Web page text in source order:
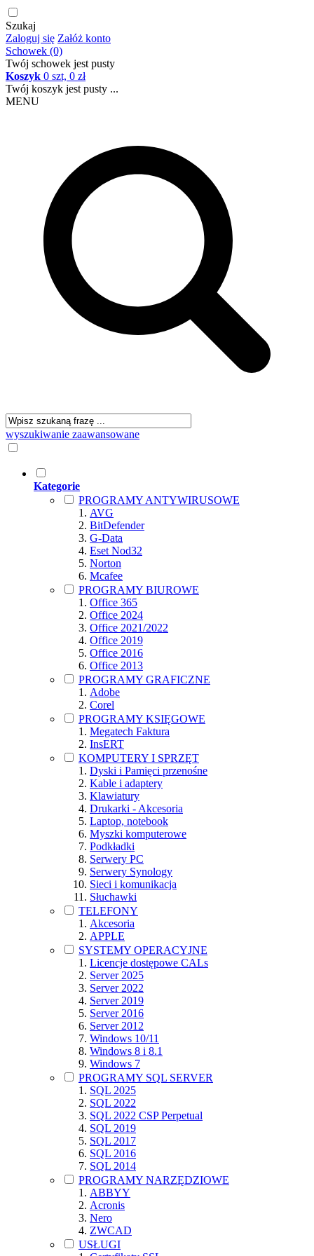
Szukaj
Zaloguj się Załóż konto
Schowek (0)
Twój schowek jest pusty
Koszyk 0 szt, 0 zł
Twój koszyk jest pusty ...
MENU
wyszukiwanie zaawansowane
Kategorie
PROGRAMY ANTYWIRUSOWE
AVG
BitDefender
G-Data
Eset Nod32
Norton
Mcafee
PROGRAMY BIUROWE
Office 365
Office 2024
Office 2021/2022
Office 2019
Office 2016
Office 2013
PROGRAMY GRAFICZNE
Adobe
Corel
PROGRAMY KSIĘGOWE
Megatech Faktura
InsERT
KOMPUTERY I SPRZĘT
Dyski i Pamięci przenośne
Kable i adaptery
Klawiatury
Drukarki - Akcesoria
Laptop, notebook
Myszki komputerowe
Podkładki
Serwery PC
Serwery Synology
Sieci i komunikacja
Słuchawki
TELEFONY
Akcesoria
APPLE
SYSTEMY OPERACYJNE
Licencje dostępowe CALs
Server 2025
Server 2022
Server 2019
Server 2016
Server 2012
Windows 10/11
Windows 8 i 8.1
Windows 7
PROGRAMY SQL SERVER
SQL 2025
SQL 2022
SQL 2022 CSP Perpetual
SQL 2019
SQL 2017
SQL 2016
SQL 2014
PROGRAMY NARZĘDZIOWE
ABBYY
Acronis
Nero
ZWCAD
USŁUGI